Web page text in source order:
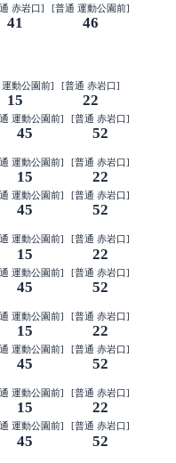
赤岩口]
41
[普通 運動公園前]
46
動公園前]
15
[普通 赤岩口]
22
運動公園前]
45
[普通 赤岩口]
52
運動公園前]
15
[普通 赤岩口]
22
運動公園前]
45
[普通 赤岩口]
52
運動公園前]
15
[普通 赤岩口]
22
運動公園前]
45
[普通 赤岩口]
52
運動公園前]
15
[普通 赤岩口]
22
運動公園前]
45
[普通 赤岩口]
52
運動公園前]
15
[普通 赤岩口]
22
運動公園前]
45
[普通 赤岩口]
52